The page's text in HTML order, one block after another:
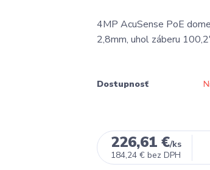
4MP AcuSense PoE
2,8mm, uhol záberu
Dostupnosť
226,61 €/ks
184,24 € bez DPH